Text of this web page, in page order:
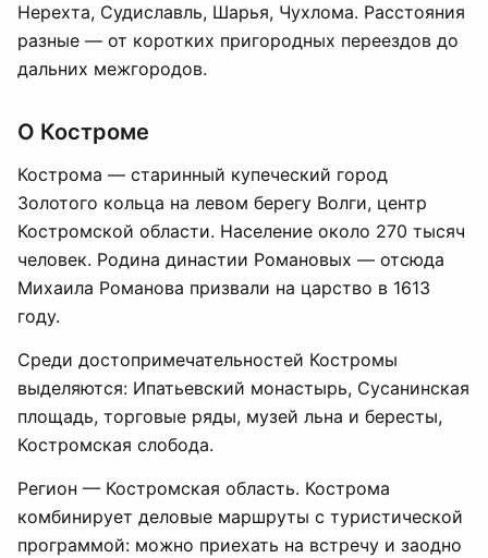
Нерехта, Судиславль, Шарья, Чухлома. Расстояния
разные — от коротких пригородных переездов до
дальних межгородов.
О Костроме
Кострома — старинный купеческий город
Золотого кольца на левом берегу Волги, центр
Костромской области. Население около 270 тысяч
человек. Родина династии Романовых — отсюда
Михаила Романова призвали на царство в 1613
году.
Среди достопримечательностей Костромы
выделяются: Ипатьевский монастырь, Сусанинская
площадь, торговые ряды, музей льна и бересты,
Костромская слобода.
Регион — Костромская область. Кострома
комбинирует деловые маршруты с туристической
программой: можно приехать на встречу и заодно